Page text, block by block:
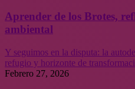
Aprender de los Brotes,
ambiental
Y seguimos en la disputa: la
refugio y horizonte de
Febrero 27, 2026